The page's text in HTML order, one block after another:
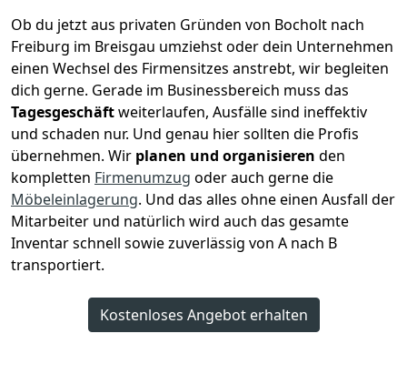
Ob du jetzt aus privaten Gründen von Bocholt nach
Freiburg im Breisgau umziehst oder dein Unternehmen
einen Wechsel des Firmensitzes anstrebt, wir begleiten
dich gerne. Gerade im Businessbereich muss das
Tagesgeschäftweiterlaufen, Ausfälle sind ineffektiv
und schaden nur. Und genau hier sollten die Profis
übernehmen. Wir planen und organisieren den
kompletten Firmenumzug oder auch gerne die
Möbeleinlagerung. Und das alles ohne einen Ausfall der
Mitarbeiter und natürlich wird auch das gesamte
Inventar schnell sowie zuverlässig von A nach B
transportiert.
Kostenloses Angebot erhalten